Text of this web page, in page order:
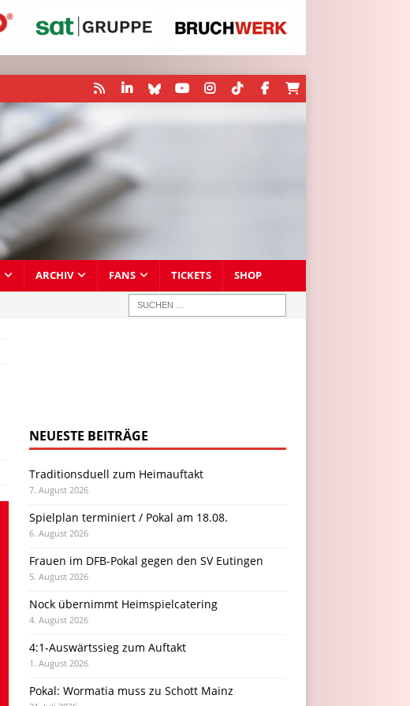
ARCHIV FANS TICKETS SHOP
NEUESTE BEITRÄGE
Traditionsduell zum Heimauftakt
7. August 2026
Spielplan terminiert / Pokal am 18.08.
6. August 2026
Frauen im DFB-Pokal gegen den SV Eutingen
5. August 2026
Nock übernimmt Heimspielcatering
4. August 2026
4:1-Auswärtssieg zum Auftakt
1. August 2026
Pokal: Wormatia muss zu Schott Mainz